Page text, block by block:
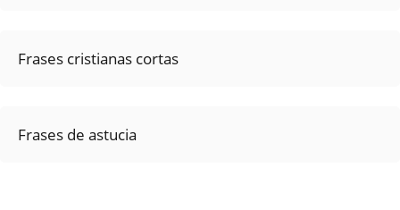
Frases cristianas cortas
Frases de astucia